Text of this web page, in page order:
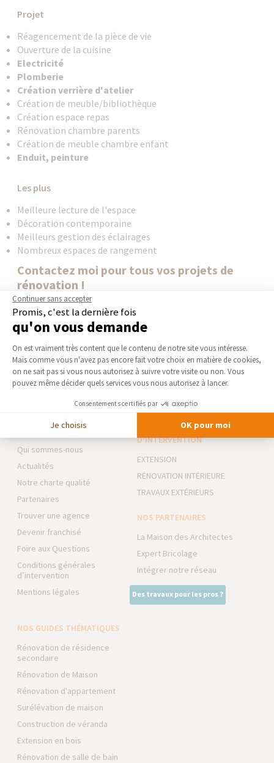
Projet
Réagencement de la pièce de vie
Ouverture de la cuisine
Electricité
Plomberie
Création verrière d'atelier
Création de meuble/bibliothèque
Création espace repas
Rénovation chambre parents
Création de meuble chambre enfant
Enduit, peinture
Les plus
Meilleure lecture de l'espace
Décoration contemporaine
Meilleurs gestion des éclairages
Nombreux espaces de rangement
Contactez moi pour tous vos projets de
rénovation !
La Maison des Travaux Courbevoie
Emmanuel Poulain
06 48 37 02 92
DEMANDER UN DEVIS GRATUIT
AGENCE COURBEVOIE
Qui sommes-nous
Actualités
Notre charte qualité
Partenaires
Trouver une agence
Devenir franchisé
Foire aux Questions
Conditions générales
d’intervention
Mentions légales
NOS DOMAINES
D’INTERVENTION
EXTENSION
RÉNOVATION INTÉRIEURE
TRAVAUX EXTÉRIEURS
NOS PARTENAIRES
La Maison des Architectes
Expert Bricolage
Intégrer notre réseau
Des travaux pour les pros ?
NOS GUIDES THÉMATIQUES
Rénovation de résidence
secondaire
Rénovation de Maison
Rénovation d'appartement
Surélévation de maison
Construction de véranda
Extension en bois
Rénovation de salle de bain
Continuer sans accepter
Promis, c'est la dernière fois
qu'on vous demande
Plateforme de Gestion du
On est vraiment très content que le contenu de notre site vous intéresse.
Mais comme vous n'avez pas encore fait votre choix en matière de cookies,
on ne sait pas si vous nous autorisez à suivre votre visite ou non. Vous
pouvez même décider quels services vous nous autorisez à lancer.
Consentements certifiés par
Je choisis OK pour moi
Axeptio consent